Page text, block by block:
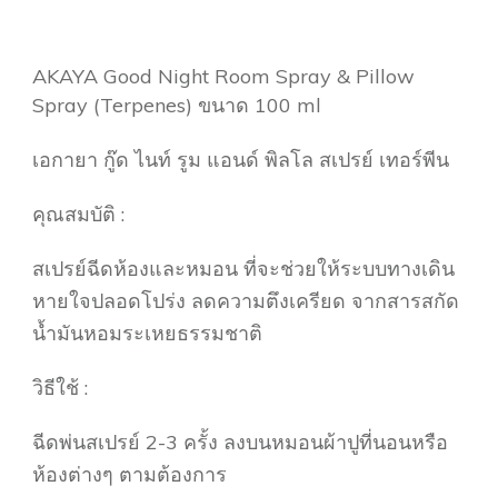
AKAYA Good Night Room Spray & Pillow
Spray (Terpenes) ขนาด 100 ml
เอกายา กู๊ด ไนท์ รูม แอนด์ พิลโล สเปรย์ เทอร์พีน
คุณสมบัติ :
สเปรย์ฉีดห้องและหมอน ที่จะช่วยให้ระบบทางเดิน
หายใจปลอดโปร่ง ลดความตึงเครียด จากสารสกัด
น้ำมันหอมระเหยธรรมชาติ
วิธีใช้ :
ฉีดพ่นสเปรย์ 2-3 ครั้ง ลงบนหมอนผ้าปูที่นอนหรือ
ห้องต่างๆ ตามต้องการ